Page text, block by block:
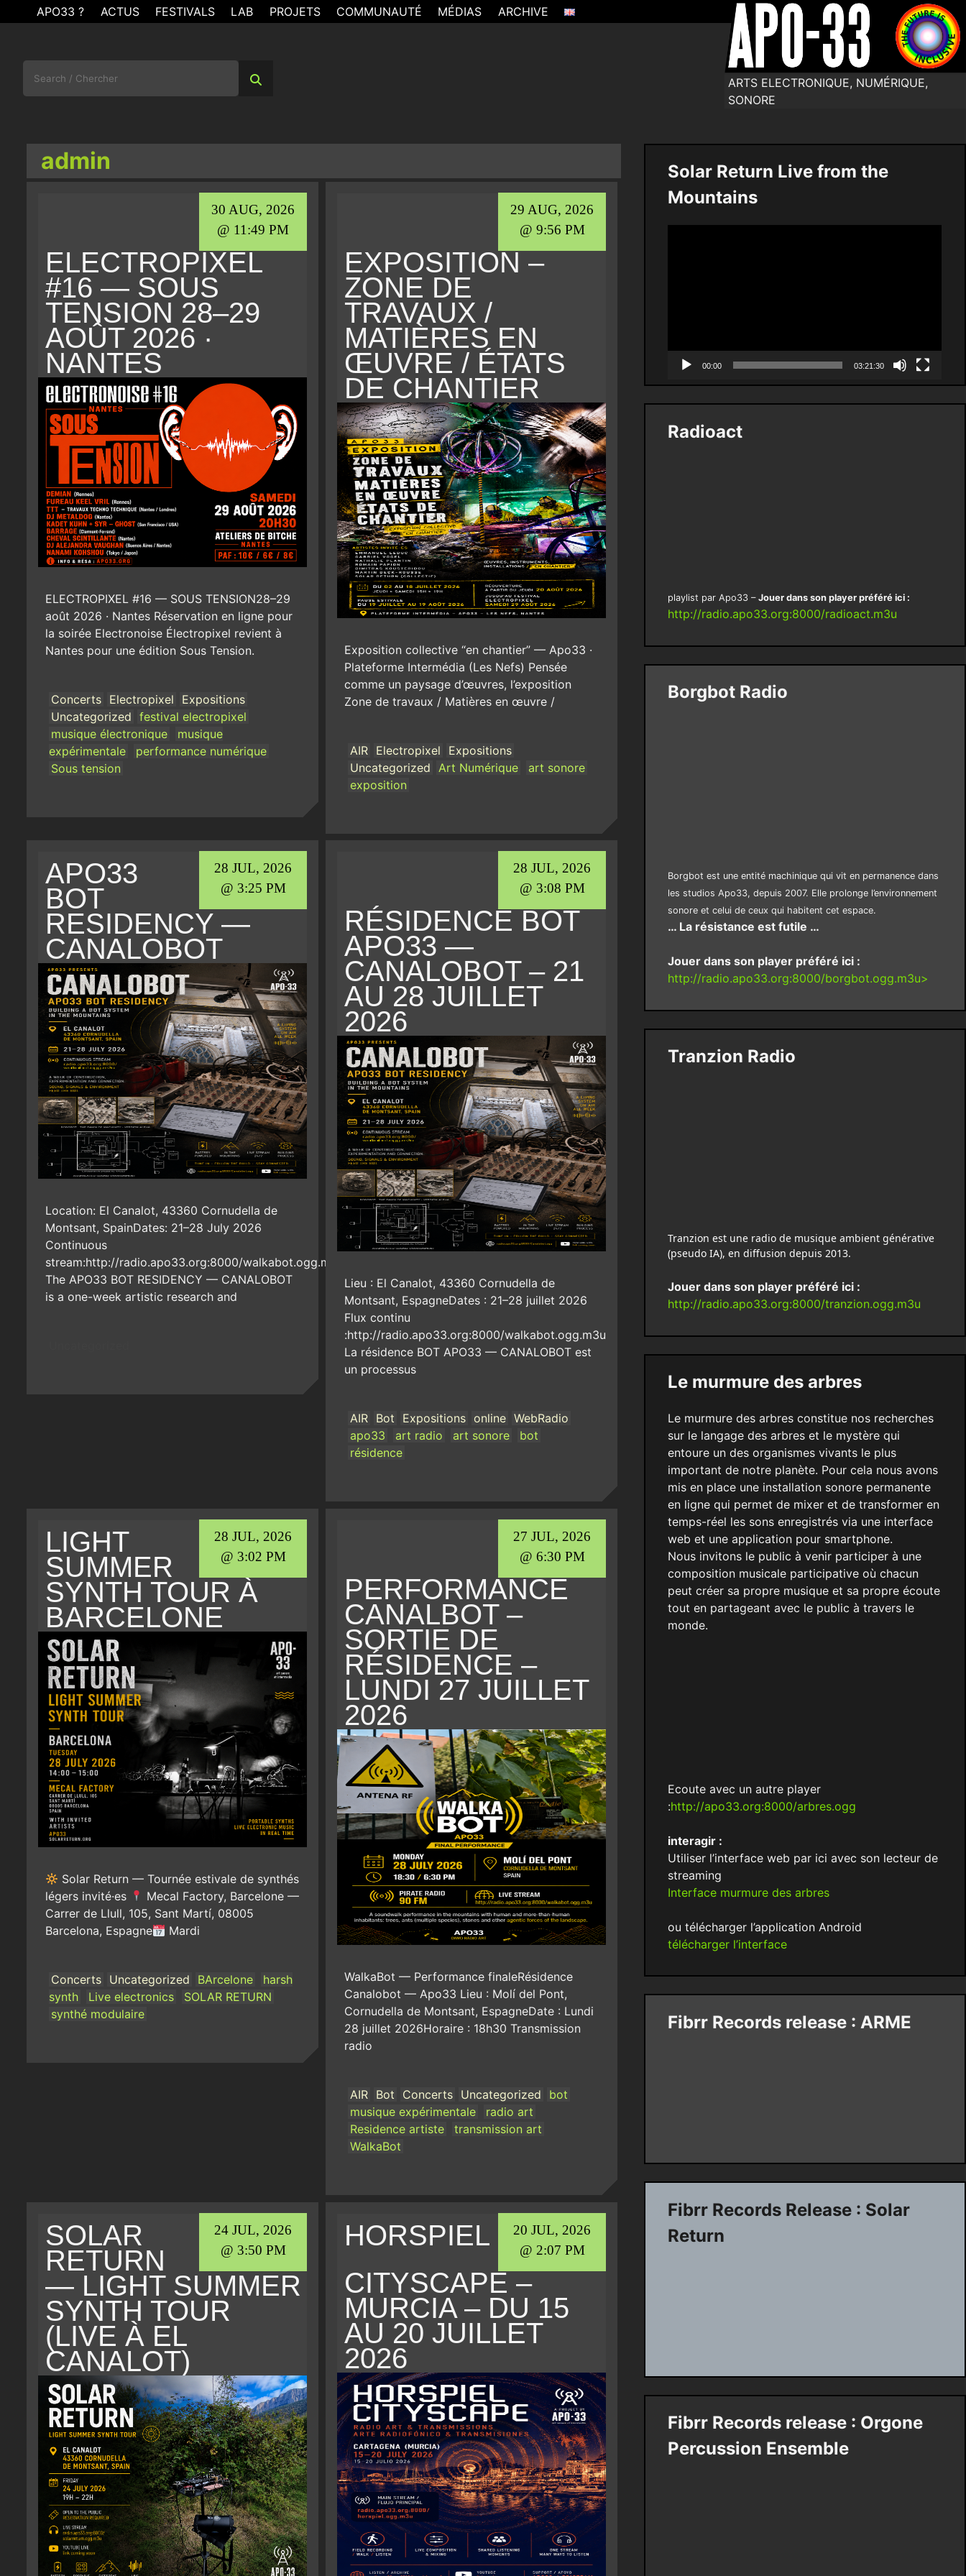
to
ARTS ELECTRONIQUE, NUMÉRIQUE,
SONORE
APO33 ? ACTUS FESTIVALS LAB PROJETS COMMUNAUTÉ MÉDIAS ARCHIVE
for:
admin
30 AUG, 2026
@ 11:49 PM
ELECTROPIXEL
#16 — SOUS
TENSION 28–29
AOÛT 2026 ·
NANTES
ELECTROPIXEL #16 — SOUS TENSION28–29
août 2026 · Nantes Réservation en ligne pour
la soirée Electronoise Électropixel revient à
Nantes pour une édition Sous Tension.
Concerts Electropixel
Expositions
Uncategorized festival electropixel
musique électronique
musique
expérimentale
performance numérique
Sous tension
29 AUG, 2026
@ 9:56 PM
EXPOSITION –
ZONE DE
TRAVAUX /
MATIÈRES EN
ŒUVRE / ÉTATS
DE CHANTIER
Exposition collective “en chantier” — Apo33 ·
Plateforme Intermédia (Les Nefs) Pensée
comme un paysage d’œuvres, l’exposition
Zone de travaux / Matières en œuvre /
AIR Electropixel
Expositions
Uncategorized
Art Numérique
art sonore
exposition
28 JUL, 2026
@ 3:25 PM
APO33
BOT
RESIDENCY —
CANALOBOT
Location: El Canalot, 43360 Cornudella de
Montsant, SpainDates: 21–28 July 2026
Continuous
stream:http://radio.apo33.org:8000/walkabot.ogg.m3u
The APO33 BOT RESIDENCY — CANALOBOT
is a one-week artistic research and
28 JUL, 2026
@ 3:08 PM
RÉSIDENCE BOT
APO33 —
CANALOBOT – 21
AU 28 JUILLET
2026
Lieu : El Canalot, 43360 Cornudella de
Montsant, EspagneDates : 21–28 juillet 2026
Flux continu
:http://radio.apo33.org:8000/walkabot.ogg.m3u
La résidence BOT APO33 — CANALOBOT est
un processus
AIR Bot Expositions online WebRadio
apo33
art radio art sonore
bot
résidence
28 JUL, 2026
@ 3:02 PM
LIGHT
SUMMER
SYNTH TOUR À
BARCELONE
Solar Return — Tournée estivale de synthés
légers invité·es
Mecal Factory, Barcelone —
Carrer de Llull, 105, Sant Martí, 08005
Barcelona, Espagne
Mardi
Concerts Uncategorized BArcelone
harsh
synth
Live electronics
SOLAR RETURN
synthé modulaire
27 JUL, 2026
@ 6:30 PM
PERFORMANCE
CANALBOT –
SORTIE DE
RÉSIDENCE –
LUNDI 27 JUILLET
2026
WalkaBot — Performance finaleRésidence
Canalobot — Apo33 Lieu : Molí del Pont,
Cornudella de Montsant, EspagneDate : Lundi
28 juillet 2026Horaire : 18h30 Transmission
radio
AIR Bot Concerts Uncategorized
bot
musique expérimentale
radio art
Residence artiste
transmission art
WalkaBot
24 JUL, 2026
@ 3:50 PM
SOLAR
RETURN
— LIGHT SUMMER
SYNTH TOUR
(LIVE À EL
CANALOT)
20 JUL, 2026
@ 2:07 PM
HORSPIEL
CITYSCAPE –
MURCIA – DU 15
AU 20 JUILLET
2026
Solar Return Live from the
Mountains
00:00 03:21:30
Radioact
playlist par Apo33 –Jouer dans son player préféré ici :
http://radio.apo33.org:8000/radioact.m3u
Borgbot Radio
Borgbot est une entité machinique qui vit en permanence dans
les studios Apo33, depuis 2007. Elle prolonge l’environnement
sonore et celui de ceux qui habitent cet espace.
… La résistance est futile …
Jouer dans son player préféré ici :
http://radio.apo33.org:8000/borgbot.ogg.m3u>
Tranzion Radio
Tranzion est une radio de musique ambient générative
(pseudo IA), en diffusion depuis 2013.
Jouer dans son player préféré ici :
http://radio.apo33.org:8000/tranzion.ogg.m3u
Le murmure des arbres
Le murmure des arbres constitue nos recherches
sur le langage des arbres et le mystère qui
entoure un des organismes vivants le plus
important de notre planète. Pour cela nous avons
mis en place une installation sonore permanente
en ligne qui permet de mixer et de transformer en
temps-réel les sons enregistrés via une interface
web et une application pour smartphone.
Nous invitons le public à venir participer à une
composition musicale participative où chacun
peut créer sa propre musique et sa propre écoute
tout en partageant avec le public à travers le
monde.
Ecoute avec un autre player
:http://apo33.org:8000/arbres.ogg
interagir :
Utiliser l’interface web par ici avec son lecteur de
streaming
Interface murmure des arbres
ou télécharger l’application Android
télécharger l’interface
Fibrr Records release : ARME
Fibrr Records Release : Solar
Return
Fibrr Records release : Orgone
Percussion Ensemble